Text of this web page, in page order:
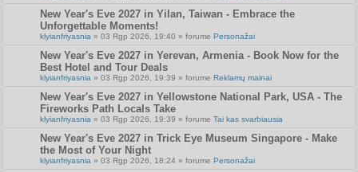
New Year's Eve 2027 in Yilan, Taiwan - Embrace the
Unforgettable Moments!
klyianfriyasnia » 03 Rgp 2026, 19:40 » forume Personažai
New Year's Eve 2027 in Yerevan, Armenia - Book Now for the
Best Hotel and Tour Deals
klyianfriyasnia » 03 Rgp 2026, 19:39 » forume Reklamų mainai
New Year's Eve 2027 in Yellowstone National Park, USA - The
Fireworks Path Locals Take
klyianfriyasnia » 03 Rgp 2026, 19:39 » forume Tai kas svarbiausia
New Year's Eve 2027 in Trick Eye Museum Singapore - Make
the Most of Your Night
klyianfriyasnia » 03 Rgp 2026, 18:24 » forume Personažai